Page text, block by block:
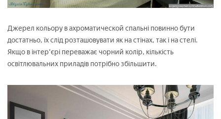
Джерел кольору в ахроматической спальні повинно бути
достатньо, їх слід розташовувати як на стінах, так і на стелі.
Якщо в інтер'єрі переважає чорний колір, кількість
освітлювальних приладів потрібно збільшити.